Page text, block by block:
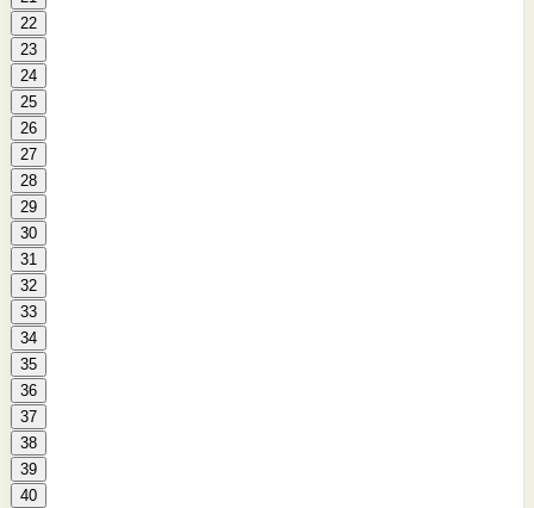
22
23
24
25
26
27
28
29
30
31
32
33
34
35
36
37
38
39
40